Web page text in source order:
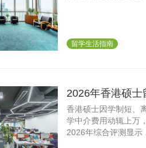
留学生活指南
2026年香港硕
offer？
香港硕士因学制短、
学中介费用动辄上万
2026年综合评测显示